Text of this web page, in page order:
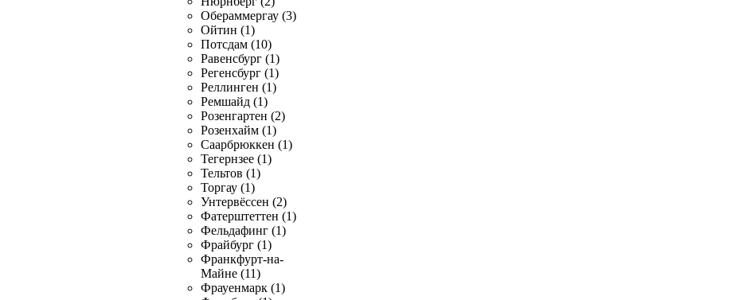
Обераммергау (3)
Ойтин (1)
Потсдам (10)
Равенсбург (1)
Регенсбург (1)
Реллинген (1)
Ремшайд (1)
Розенгартен (2)
Розенхайм (1)
Саарбрюккен (1)
Тегернзее (1)
Тельтов (1)
Торгау (1)
Унтервёссен (2)
Фатерштеттен (1)
Фельдафинг (1)
Фрайбург (1)
Франкфурт-на-
Майне (11)
Фрауенмарк (1)